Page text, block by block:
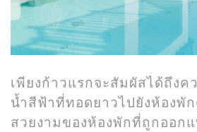
เพียงก้าวแรกจะสัมผัสได้ถึง
น้ำสีฟ้าที่ทอดยาวไปยังห้องพั
สวยงามของห้องพักที่ถูกออก